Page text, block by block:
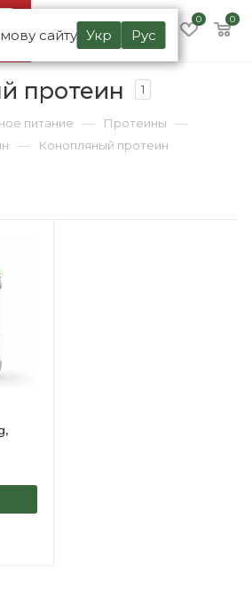
сайту Укр Рус
0 0
протеин 1
питание — Протеины —
— Конопляный протеин